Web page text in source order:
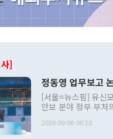
]
정동영 업무보고
[서울=뉴스핌] 유신
안보 분야 정부 부처
발언 중에는 정부 내
2026-08-06 06:10